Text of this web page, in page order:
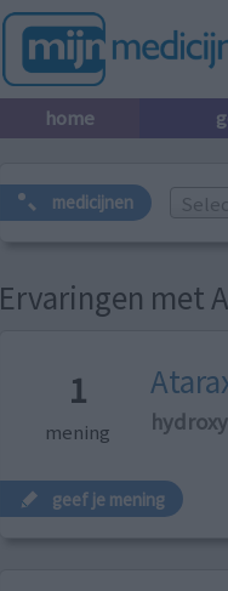
home
medicijnen
Ervaringen met
1
mening
geef je mening